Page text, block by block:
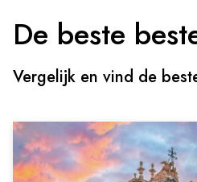
De beste
Vergelijk en vind de